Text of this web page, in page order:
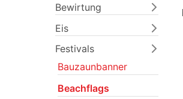
Bewirtung
Eis
Festivals
Bauzaunbanner
Beachflags